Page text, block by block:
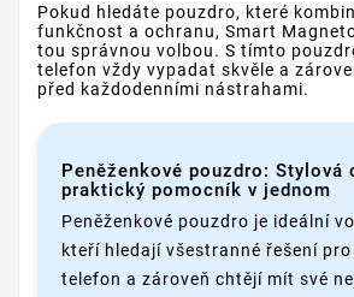
Pokud hledáte pouzdro, které
funkčnost a ochranu, Smart
tou správnou volbou. S tímto
telefon vždy vypadat skvěle a
před každodenními nástrahami.
Peněženkové pouzdro: Stylová
praktický pomocník v jednom
Peněženkové pouzdro je ideální
kteří hledají všestranné řešení
telefon a zároveň chtějí mít své